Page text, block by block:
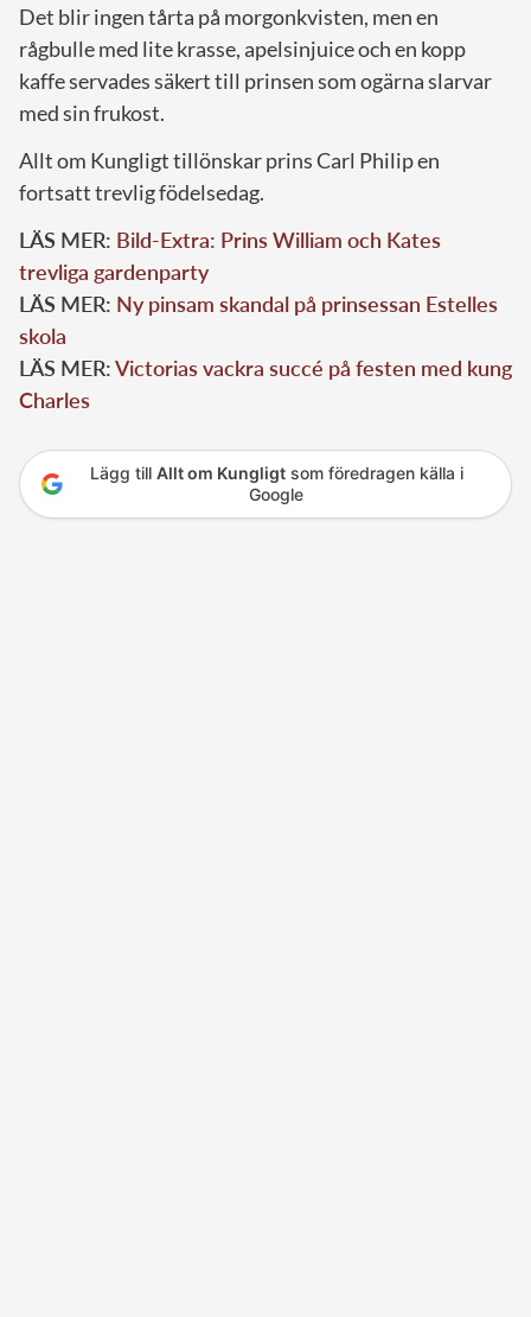
Det blir ingen tårta på morgonkvisten, men en
rågbulle med lite krasse, apelsinjuice och en kopp
kaffe servades säkert till prinsen som ogärna slarvar
med sin frukost.
Allt om Kungligt tillönskar prins Carl Philip en
fortsatt trevlig födelsedag.
LÄS MER: Bild-Extra: Prins William och Kates
trevliga gardenparty
LÄS MER: Ny pinsam skandal på prinsessan Estelles
skola
LÄS MER:Victorias vackra succé på festen med kung
Charles
Lägg till Allt om Kungligtsom föredragen källa i
Google